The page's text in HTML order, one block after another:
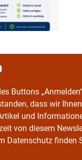
Buttons
dass wir
und
von diesem
Datenschutz finden